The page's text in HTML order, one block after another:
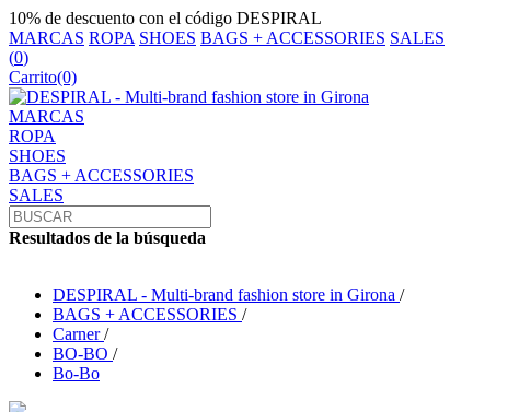
10% de descuento con el código DESPIRAL
MARCAS ROPA SHOES BAGS + ACCESSORIES SALES
(0)
Carrito(0)
MARCAS
ROPA
SHOES
BAGS + ACCESSORIES
SALES
Resultados de la búsqueda
DESPIRAL - Multi-brand fashion store in Girona /
BAGS + ACCESSORIES /
Carner /
BO-BO /
Bo-Bo